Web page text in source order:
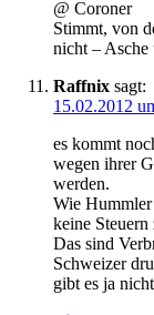
@ Coroner
Stimmt, von
nicht – Asche
Raffnix sagt:
15.02.2012
es kommt
wegen ihrer
werden.
Wie Hummler
keine Steuern
Das sind
Schweizer
gibt es ja